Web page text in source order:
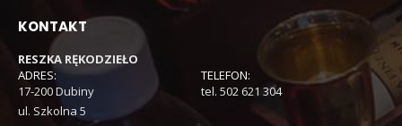
KONTAKT
RESZKA RĘKODZIEŁO
ADRES:
17-200 Dubiny
ul. Szkolna 5
TELEFON:
tel. 502 621 304